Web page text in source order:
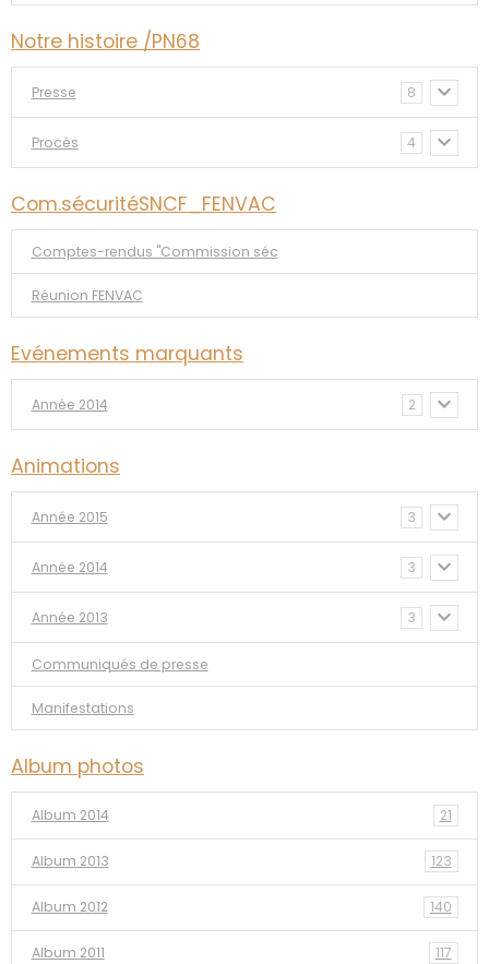
Notre histoire /PN68
Presse 8
Procès 4
Com.sécuritéSNCF_FENVAC
Comptes-rendus "Commission séc
Réunion FENVAC
Evénements marquants
Année 2014 2
Animations
Année 2015 3
Année 2014 3
Année 2013 3
Communiqués de presse
Manifestations
Album photos
Album 2014 21
Album 2013 123
Album 2012 140
Album 2011 117